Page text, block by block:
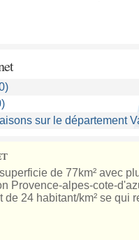
sur le département
de 77km² avec
Provence-alpes-cote-
de 24 habitant/km² se qui